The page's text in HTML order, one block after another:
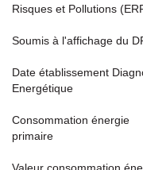
Risques et Pollutions
Soumis à l'affichage du
Date établissement
Energétique
Consommation énergie
primaire
Valeur consommation